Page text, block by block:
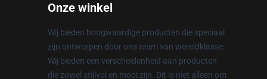
Onze winkel
Wij bieden hoogwaardige producten die speciaal
zijn ontworpen door ons team van wereldklasse.
Wij bieden een verscheidenheid aan producten
die zowel stijlvol en mooi zijn. Dit is niet alleen om